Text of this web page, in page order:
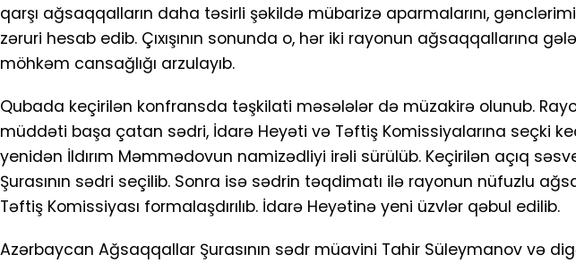
qarşı ağsaqqalların daha təsirli şəkildə mübarizə aparmalarını,
zəruri hesab edib. Çıxışının sonunda o, hər iki rayonun ağsaqqallarına
möhkəm cansağlığı arzulayıb.
Qubada keçirilən konfransda təşkilati məsələlər də müzakirə olunub.
müddəti başa çatan sədri, İdarə Heyəti və Təftiş Komissiyalarına seçki
yenidən İldırım Məmmədovun namizədliyi irəli sürülüb. Keçirilən açıq
Şurasının sədri seçilib. Sonra isə sədrin təqdimatı ilə rayonun nüfuzlu
Təftiş Komissiyası formalaşdırılıb. İdarə Heyətinə yeni üzvlər qəbul edilib.
Azərbaycan Ağsaqqallar Şurasının sədr müavini Tahir Süleymanov və